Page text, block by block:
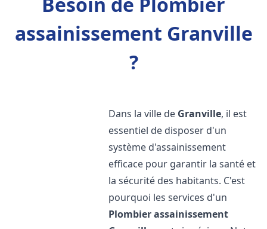
assainissement Granville
?
Dans la ville de Granville, il est
essentiel de disposer d'un
système d'assainissement
efficace pour garantir la santé et
la sécurité des habitants. C'est
pourquoi les services d'un
Plombier assainissement